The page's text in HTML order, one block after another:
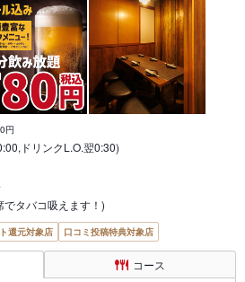
円
ドリンクL.O.翌0:30)
タバコ吸えます！)
還元対象店 口コミ投稿特典対象店
コース